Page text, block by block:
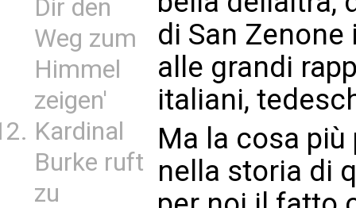
Dir den
Weg zum
Himmel
zeigen'
Kardinal
Burke ruft
zu
di San Zenone
alle grandi
italiani,
Ma la cosa più
nella storia di